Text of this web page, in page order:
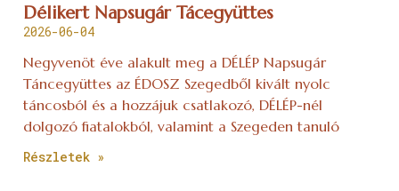
Délikert Napsugár Tácegyüttes
2026-06-04
Negyvenöt éve alakult meg a DÉLÉP Napsugár
Táncegyüttes az ÉDOSZ Szegedből kivált nyolc
táncosból és a hozzájuk csatlakozó, DÉLÉP-nél
dolgozó fiatalokból, valamint a Szegeden tanuló
Részletek »